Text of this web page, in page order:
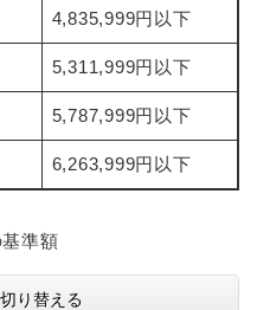
4,835,999円以下
5,311,999円以下
5,787,999円以下
6,263,999円以下
準額
り替える